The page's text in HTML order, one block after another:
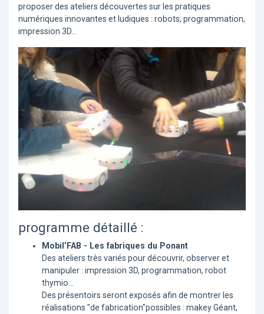
proposer des ateliers découvertes sur les pratiques
numériques innovantes et ludiques : robots, programmation,
impression 3D...
programme détaillé :
Mobil’FAB - Les fabriques du Ponant
Des ateliers très variés pour découvrir, observer et
manipuler : impression 3D, programmation, robot
thymio...
Des présentoirs seront exposés afin de montrer les
réalisations "de fabrication"possibles : makey Géant,